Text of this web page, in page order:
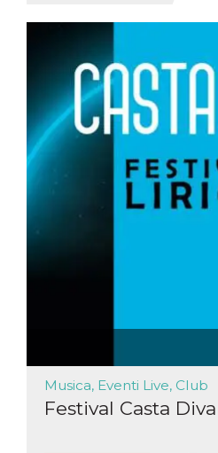
Musica, Eventi Live, Club
Festival Casta